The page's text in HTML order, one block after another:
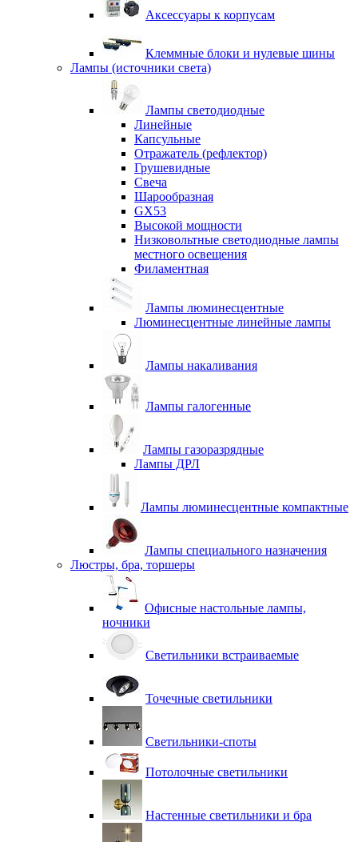
Аксессуары к корпусам
Клеммные блоки и нулевые шины
Лампы (источники света)
Лампы светодиодные
Линейные
Капсульные
Отражатель (рефлектор)
Грушевидные
Свеча
Шарообразная
GX53
Высокой мощности
Низковольтные светодиодные лампы
местного освещения
Филаментная
Лампы люминесцентные
Люминесцентные линейные лампы
Лампы накаливания
Лампы галогенные
Лампы газоразрядные
Лампы ДРЛ
Лампы люминесцентные компактные
Лампы специального назначения
Люстры, бра, торшеры
Офисные настольные лампы,
ночники
Светильники встраиваемые
Точечные светильники
Светильники-споты
Потолочные светильники
Настенные светильники и бра